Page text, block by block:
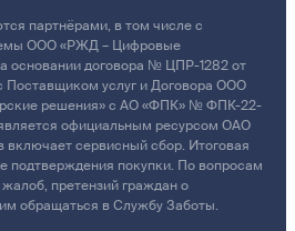
партнёрами, в том числе с
ООО «РЖД – Цифровые
основании договора № ЦПР-1282 от
Поставщиком услуг и Договора ООО
решения» с АО «ФПК» № ФПК-22-
является официальным ресурсом ОАО
сервисный сбор. Итоговая
подтверждения покупки. По вопросам
претензий граждан о
обращаться в Службу Заботы.